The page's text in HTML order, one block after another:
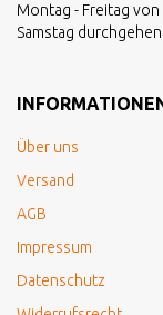
Montag - Freitag von
Samstag
Über uns
Versand
AGB
Impressum
Datenschutz